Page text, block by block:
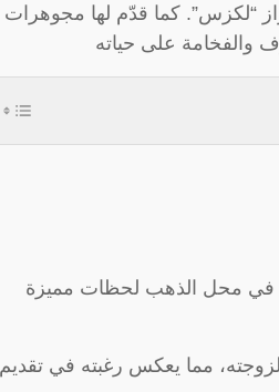
“لكزس”. كما قدّم لها مجوهرات
والفخامة على حياته
في محل الذهب لحظات مميزة
قام الزوج بشراء سلسلة ذهبية وزنها أكثر من 50 جرام وعيار 21 لزوجته، مما يعكس رغبته في تقديم